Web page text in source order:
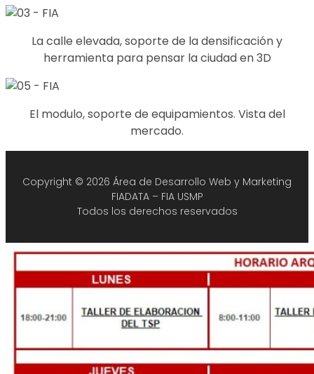
La calle elevada, soporte de la densificación y
herramienta para pensar la ciudad en 3D
El modulo, soporte de equipamientos. Vista del
mercado.
Copyright © 2026 Área de Desarrollo Web y Marketing
FIADATA – FIA USMP
Todos los derechos reservados